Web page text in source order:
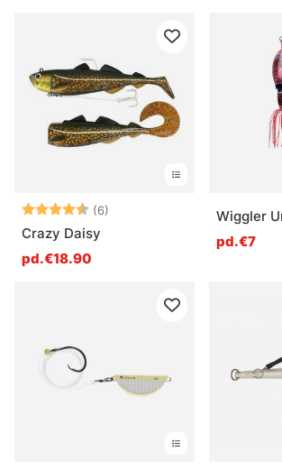
Note: (6)
Crazy Daisy
pd.€18.90
Wiggler
pd.€7